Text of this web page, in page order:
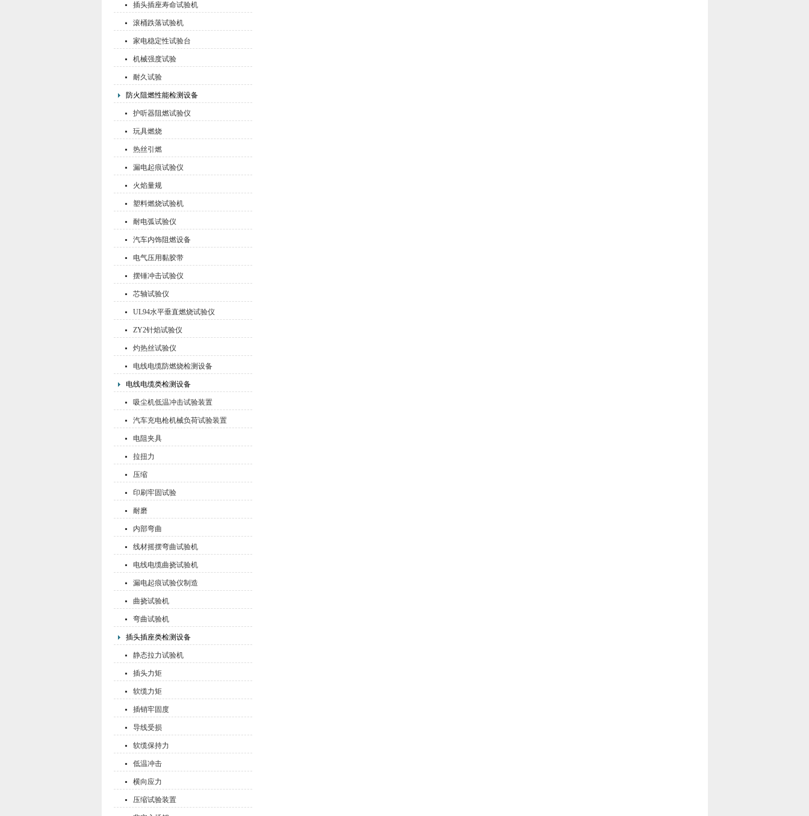
插头插座寿命试验机
滚桶跌落试验机
家电稳定性试验台
机械强度试验
耐久试验
防火阻燃性能检测设备
护听器阻燃试验仪
玩具燃烧
热丝引燃
漏电起痕试验仪
火焰量规
塑料燃烧试验机
耐电弧试验仪
汽车内饰阻燃设备
电气压用黏胶带
摆锤冲击试验仪
芯轴试验仪
UL94水平垂直燃烧试验仪
ZY2针焰试验仪
灼热丝试验仪
电线电缆防燃烧检测设备
电线电缆类检测设备
吸尘机低温冲击试验装置
汽车充电枪机械负荷试验装置
电阻夹具
拉扭力
压缩
印刷牢固试验
耐磨
内部弯曲
线材摇摆弯曲试验机
电线电缆曲挠试验机
漏电起痕试验仪制造
曲挠试验机
弯曲试验机
插头插座类检测设备
静态拉力试验机
插头力矩
软缆力矩
插销牢固度
导线受损
软缆保持力
低温冲击
横向应力
压缩试验装置